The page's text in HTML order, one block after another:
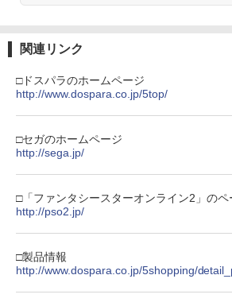
4
【純正品】Xbox 充
5
S5、PS5 Pro、
￥14,141
カー特典:【坤と離
り来たる！スタジオ
ボード付) [Blu-ray]
窩座再来 完全生産
￥8,698
関連リンク
□ドスパラのホームページ
http://www.dospara.co.jp/5top/
□セガのホームページ
http://sega.jp/
□「ファンタシースターオンライン2」のペ
http://pso2.jp/
□製品情報
http://www.dospara.co.jp/5shopping/